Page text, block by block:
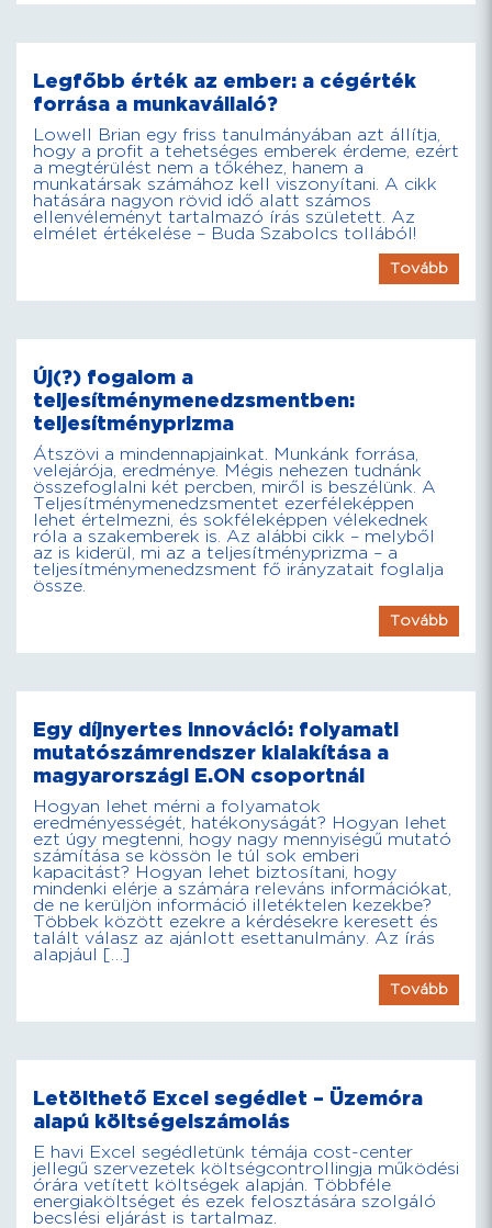
Legfőbb érték az ember: a cégérték
forrása a munkavállaló?
Lowell Brian egy friss tanulmányában azt állítja,
hogy a profit a tehetséges emberek érdeme, ezért
a megtérülést nem a tőkéhez, hanem a
munkatársak számához kell viszonyítani. A cikk
hatására nagyon rövid idő alatt számos
ellenvéleményt tartalmazó írás született. Az
elmélet értékelése – Buda Szabolcs tollából!
Tovább
Új(?) fogalom a
teljesítménymenedzsmentben:
teljesítményprizma
Átszövi a mindennapjainkat. Munkánk forrása,
velejárója, eredménye. Mégis nehezen tudnánk
összefoglalni két percben, miről is beszélünk. A
Teljesítménymenedzsmentet ezerféleképpen
lehet értelmezni, és sokféleképpen vélekednek
róla a szakemberek is. Az alábbi cikk – melyből
az is kiderül, mi az a teljesítményprizma – a
teljesítménymenedzsment fő irányzatait foglalja
össze.
Tovább
Egy díjnyertes innováció: folyamati
mutatószámrendszer kialakítása a
magyarországi E.ON csoportnál
Hogyan lehet mérni a folyamatok
eredményességét, hatékonyságát? Hogyan lehet
ezt úgy megtenni, hogy nagy mennyiségű mutató
számítása se kössön le túl sok emberi
kapacitást? Hogyan lehet biztosítani, hogy
mindenki elérje a számára releváns információkat,
de ne kerüljön információ illetéktelen kezekbe?
Többek között ezekre a kérdésekre keresett és
talált válasz az ajánlott esettanulmány. Az írás
alapjául […]
Tovább
Letölthető Excel segédlet – Üzemóra
alapú költségelszámolás
E havi Excel segédletünk témája cost-center
jellegű szervezetek költségcontrollingja működési
órára vetített költségek alapján. Többféle
energiaköltséget és ezek felosztására szolgáló
becslési eljárást is tartalmaz.